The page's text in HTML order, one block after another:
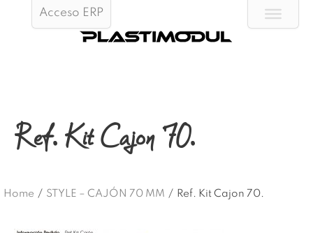
Acceso ERP
Ref. Kit Cajon 70.
Home / STYLE – CAJÓN 70 MM / Ref. Kit Cajon 70.